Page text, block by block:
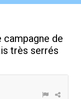
campagne de
très serrés